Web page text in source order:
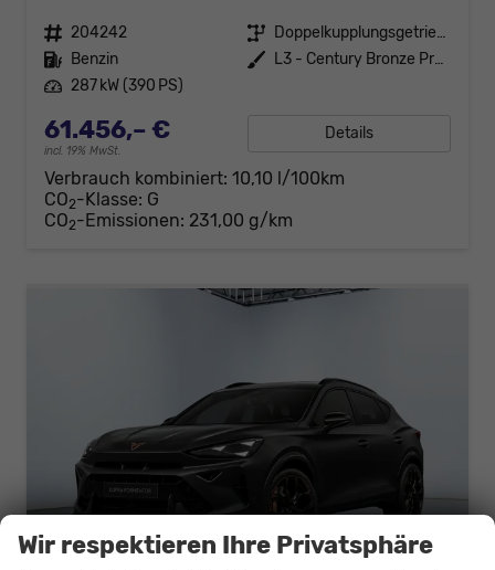
Fahrzeugnr. 204242 Getriebe
Doppelkupplungsgetriebe (DSG)
Kraftstoff Benzin Außenfarbe
L3 - Century Bronze Premium Matt-Lackierung
Leistung 287 kW (390 PS)
61.456,– €
incl. 19% MwSt.
Details
Verbrauch kombiniert: 10,10 l/100km
CO2-Klasse: G
CO2-Emissionen: 231,00 g/km
Wir respektieren Ihre Privatsphäre